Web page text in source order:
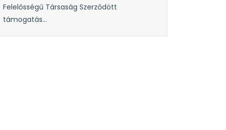
Felelősségű Társaság Szerződött
támogatás...